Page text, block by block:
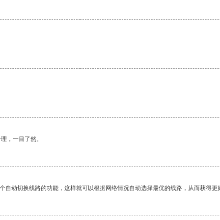
，一目了然。
动切换线路的功能，这样就可以根据网络情况自动选择最优的线路，从而获得更